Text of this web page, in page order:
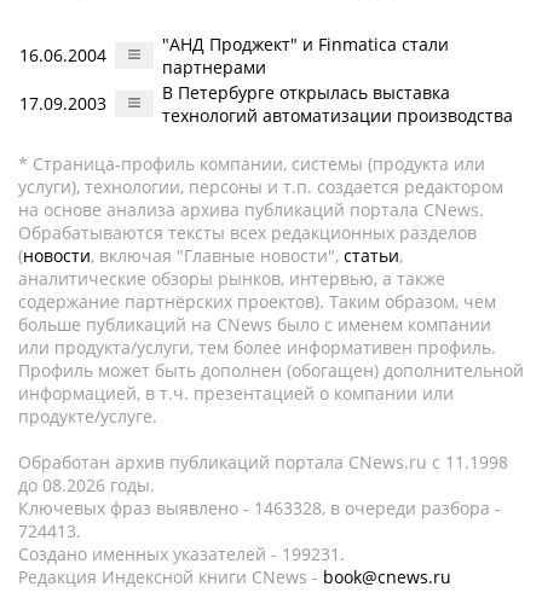
16.06.2004
"АНД Проджект" и Finmatica стали
партнерами
17.09.2003
В Петербурге открылась выставка
технологий автоматизации производства
* Страница-профиль компании, системы (продукта или
услуги), технологии, персоны и т.п. создается редактором
на основе анализа архива публикаций портала CNews.
Обрабатываются тексты всех редакционных разделов
(новости, включая "Главные новости", статьи,
аналитические обзоры рынков, интервью, а также
содержание партнёрских проектов). Таким образом, чем
больше публикаций на CNews было с именем компании
или продукта/услуги, тем более информативен профиль.
Профиль может быть дополнен (обогащен) дополнительной
информацией, в т.ч. презентацией о компании или
продукте/услуге.
Обработан архив публикаций портала CNews.ru c 11.1998
до 08.2026 годы.
Ключевых фраз выявлено - 1463328, в очереди разбора -
724413.
Создано именных указателей - 199231.
Редакция Индексной книги CNews - book@cnews.ru